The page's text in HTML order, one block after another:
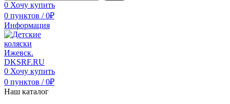
0 Хочу купить
0 пунктов / 0₽
Информация
0 Хочу купить
0 пунктов / 0₽
Наш каталог